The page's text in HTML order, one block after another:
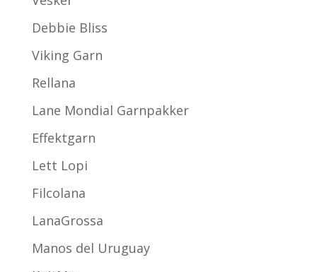
Debbie Bliss
Viking Garn
Rellana
Lane Mondial Garnpakker
Effektgarn
Lett Lopi
Filcolana
LanaGrossa
Manos del Uruguay